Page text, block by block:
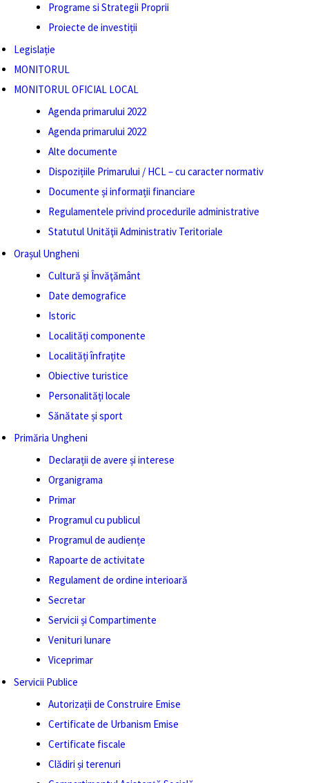
Programe si Strategii Proprii
Proiecte de investiții
Legislație
MONITORUL
MONITORUL OFICIAL LOCAL
Agenda primarului 2022
Agenda primarului 2022
Alte documente
Dispozițiile Primarului / HCL – cu caracter normativ
Documente și informații financiare
Regulamentele privind procedurile administrative
Statutul Unităţii Administrativ Teritoriale
Orașul Ungheni
Cultură și Învăţământ
Date demografice
Istoric
Localități componente
Localități înfrațite
Obiective turistice
Personalități locale
Sănătate și sport
Primăria Ungheni
Declarații de avere și interese
Organigrama
Primar
Programul cu publicul
Programul de audiențe
Rapoarte de activitate
Regulament de ordine interioară
Secretar
Servicii și Compartimente
Venituri lunare
Viceprimar
Servicii Publice
Autorizații de Construire Emise
Certificate de Urbanism Emise
Certificate fiscale
Clădiri și terenuri